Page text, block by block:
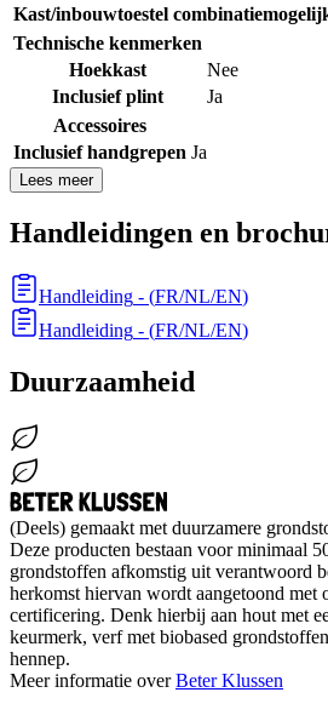
Kast/inbouwtoestel
Technische kenmerken
Hoekkast
Nee
Inclusief plint
Ja
Accessoires
Inclusief handgrepen Ja
Lees meer
Handleidingen en
Handleiding - (FR/NL/EN)
Handleiding - (FR/NL/EN)
Duurzaamheid
(Deels) gemaakt met duurzamere
Deze producten bestaan voor minimaal
grondstoffen afkomstig uit verantwoord
herkomst hiervan wordt aangetoond met
certificering. Denk hierbij aan hout met
keurmerk, verf met biobased
hennep.
Meer informatie overBeter Klussen